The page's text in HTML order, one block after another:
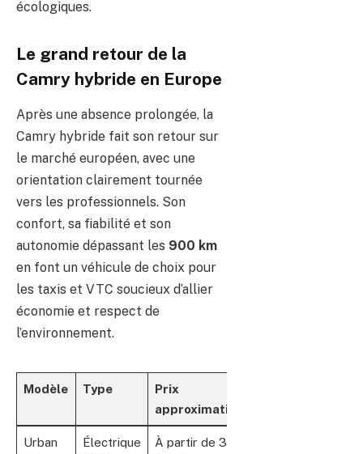
écologiques.
Le grand retour de la
Camry hybride en Europe
Après une absence prolongée, la
Camry hybride fait son retour sur
le marché européen, avec une
orientation clairement tournée
vers les professionnels. Son
confort, sa fiabilité et son
autonomie dépassant les 900 km
en font un véhicule de choix pour
les taxis et VTC soucieux d’allier
économie et respect de
l’environnement.
Modèle Type
Prix
approximatif
Urban
Électrique
À partir de 30